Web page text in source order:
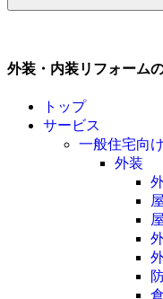
外装・内装リフォーム
トップ
サービス
一般住宅向け
外装